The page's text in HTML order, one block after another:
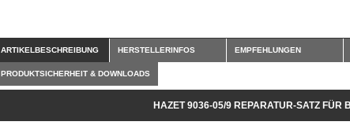
ARTIKELBESCHREIBUNG HERSTELLERINFOS EMPFEHLUNGEN
PRODUKTSICHERHEIT & DOWNLOADS
HAZET 9036-05/9 REPARATUR-SATZ FÜR